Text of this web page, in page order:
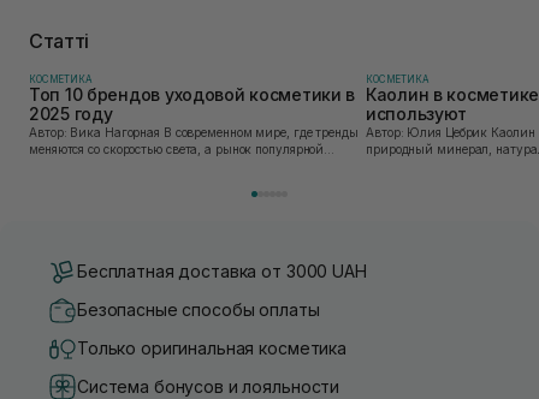
Статті
КОСМЕТИКА
Топ 10 брендов уходовой косметики в
2025 году
Автор: Вика Нагорная В современном мире, где тренды
меняются со скоростью света, а рынок популярной
КОСМЕТИКА
Каолин в
используют
Автор: Юлия Цебрик Каолин в косметологии – это
природный минерал,
Бесплатная доставка от 3000 UAH
Безопасные способы оплаты
Только оригинальная косметика
Система бонусов и лояльности